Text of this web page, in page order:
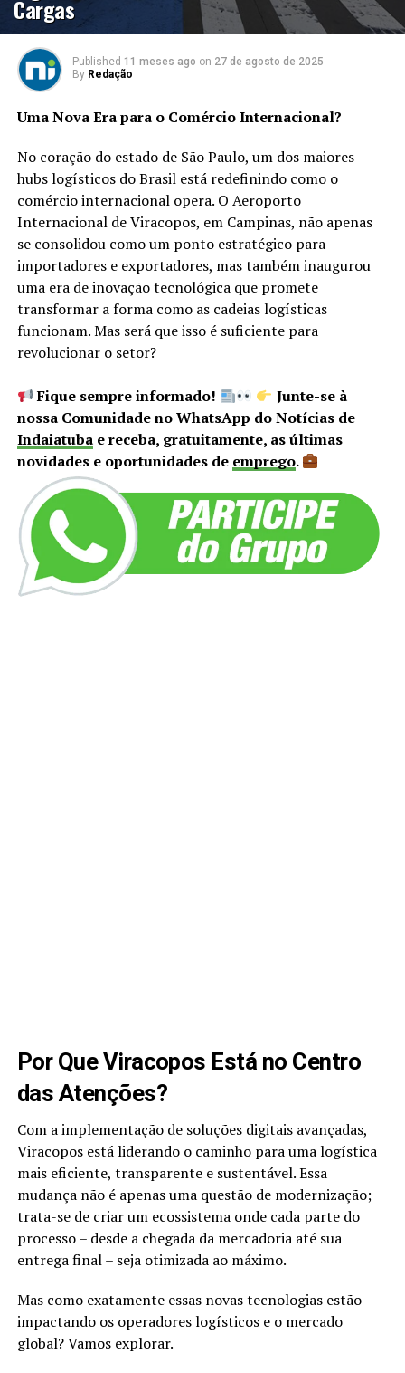
Cargas
Published 11 meses ago on 27 de agosto de 2025
By Redação
Uma Nova Era para o Comércio Internacional?
No coração do estado de São Paulo, um dos maiores
hubs logísticos do Brasil está redefinindo como o
comércio internacional opera. O Aeroporto
Internacional de Viracopos, em Campinas, não apenas
se consolidou como um ponto estratégico para
importadores e exportadores, mas também inaugurou
uma era de inovação tecnológica que promete
transformar a forma como as cadeias logísticas
funcionam. Mas será que isso é suficiente para
revolucionar o setor?
Fique sempre informado!
Junte-se à
nossa Comunidade no WhatsApp do Notícias de
Indaiatubae receba, gratuitamente, as últimas
novidades e oportunidades de emprego.
Por Que Viracopos Está no Centro
das Atenções?
Com a implementação de soluções digitais avançadas,
Viracopos está liderando o caminho para uma logística
mais eficiente, transparente e sustentável. Essa
mudança não é apenas uma questão de modernização;
trata-se de criar um ecossistema onde cada parte do
processo – desde a chegada da mercadoria até sua
entrega final – seja otimizada ao máximo.
Mas como exatamente essas novas tecnologias estão
impactando os operadores logísticos e o mercado
global? Vamos explorar.